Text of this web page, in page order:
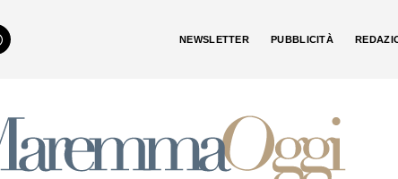
NEWSLETTER PUBBLICITÀ